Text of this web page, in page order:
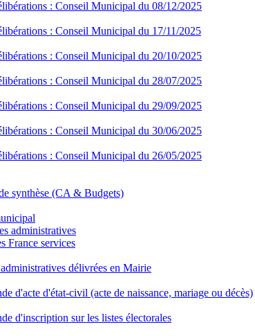
: Conseil Municipal du 08/12/2025
: Conseil Municipal du 17/11/2025
: Conseil Municipal du 20/10/2025
: Conseil Municipal du 28/07/2025
: Conseil Municipal du 29/09/2025
: Conseil Municipal du 30/06/2025
: Conseil Municipal du 26/05/2025
synthèse (CA & Budgets)
administratives
France services
délivrées en Mairie
d'acte d'état-civil (acte de naissance, mariage ou décès)
d'inscription sur les listes électorales